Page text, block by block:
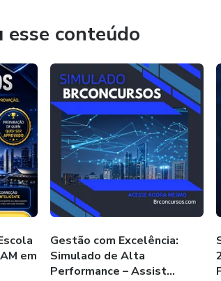
edital e a prova é crucial. Nossos
já foi aprovado. Trazemos dicas, bizus e um
oferecer.
com quem entende de verdade de
conteúdo
em
Gestão com Excelência:
Simulado de Alta
Performance – Assist...